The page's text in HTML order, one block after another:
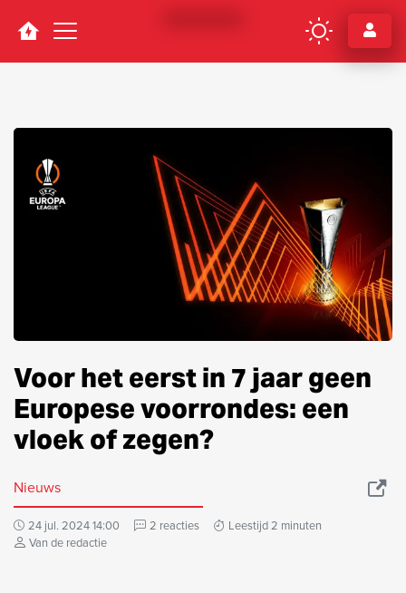
Navigation
Voor het eerst in 7 jaar geen
Europese voorrondes: een
vloek of zegen?
Nieuws
24 jul. 2024 14:00 2 reacties
Leestijd 2 minuten
Van de redactie